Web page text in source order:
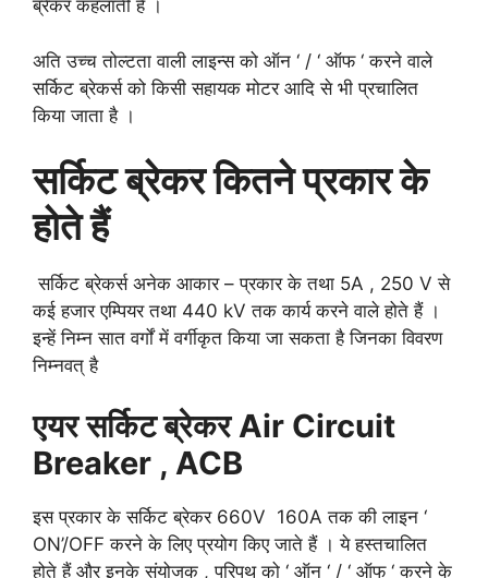
ब्रेकर कहलाती है ।
अति उच्च तोल्टता वाली लाइन्स को ऑन ‘ / ‘ ऑफ ‘ करने वाले
सर्किट ब्रेकर्स को किसी सहायक मोटर आदि से भी प्रचालित
किया जाता है ।
सर्किटब्रेकरकितनेप्रकारके
होतेहैं
सर्किट ब्रेकर्स अनेक आकार – प्रकार के तथा 5A , 250 V से
कई हजार एम्पियर तथा 440 kV तक कार्य करने वाले होते हैं ।
इन्हें निम्न सात वर्गों में वर्गीकृत किया जा सकता है जिनका विवरण
निम्नवत् है
एयर सर्किट ब्रेकरAir Circuit
Breaker , ACB
इस प्रकार के सर्किट ब्रेकर 660V 160A तक की लाइन ‘
ON’/OFF करने के लिए प्रयोग किए जाते हैं । ये हस्तचालित
होते हैं और इनके संयोजक , परिपथ को ‘ ऑन ‘ / ‘ ऑफ ‘ करने के